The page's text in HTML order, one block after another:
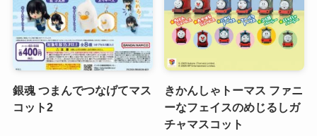
銀魂 つまんでつなげてマス
コット2
きかんしゃトーマス ファニ
ーなフェイスのめじるしガ
チャマスコット